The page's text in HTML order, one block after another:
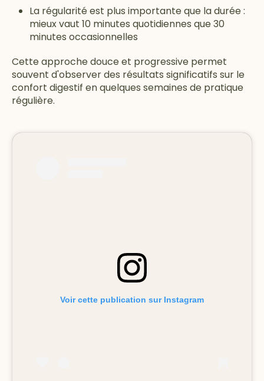
La régularité est plus importante que la durée :
mieux vaut 10 minutes quotidiennes que 30
minutes occasionnelles
Cette approche douce et progressive permet
souvent d'observer des résultats significatifs sur le
confort digestif en quelques semaines de pratique
régulière.
Voir cette publication sur Instagram